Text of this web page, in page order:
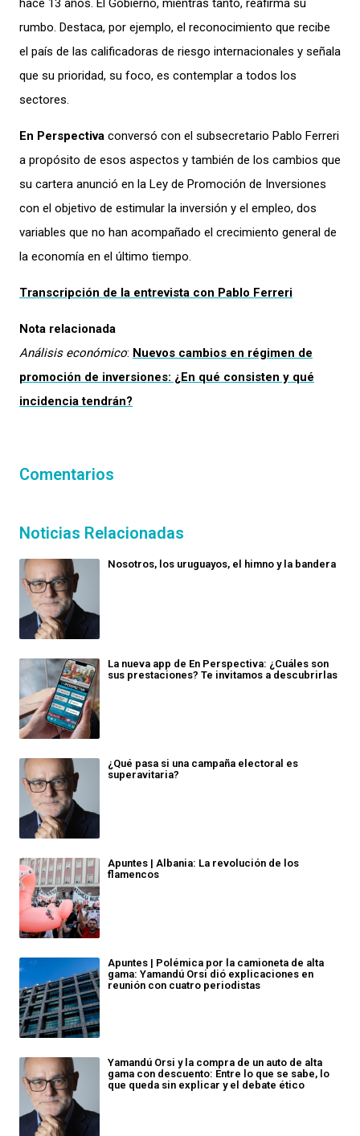
hace 13 años. El Gobierno, mientras tanto, reafirma su
rumbo. Destaca, por ejemplo, el reconocimiento que recibe
el país de las calificadoras de riesgo internacionales y señala
que su prioridad, su foco, es contemplar a todos los
sectores.
En Perspectiva conversó con el subsecretario Pablo Ferreri
a propósito de esos aspectos y también de los cambios que
su cartera anunció en la Ley de Promoción de Inversiones
con el objetivo de estimular la inversión y el empleo, dos
variables que no han acompañado el crecimiento general de
la economía en el último tiempo.
Transcripción de la entrevista con Pablo Ferreri
Nota relacionada
Análisis económico: Nuevos cambios en régimen de
promoción de inversiones: ¿En qué consisten y qué
incidencia tendrán?
Comentarios
Noticias Relacionadas
Nosotros, los uruguayos, el himno y la bandera
La nueva app de En Perspectiva: ¿Cuáles son
sus prestaciones? Te invitamos a descubrirlas
¿Qué pasa si una campaña electoral es
superavitaria?
Apuntes | Albania: La revolución de los
flamencos
Apuntes | Polémica por la camioneta de alta
gama: Yamandú Orsi dió explicaciones en
reunión con cuatro periodistas
Yamandú Orsi y la compra de un auto de alta
gama con descuento: Entre lo que se sabe, lo
que queda sin explicar y el debate ético